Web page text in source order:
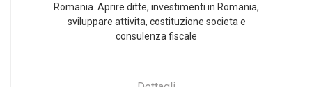
Romania. Aprire ditte, investimenti in Romania,
sviluppare attivita, costituzione societa e
consulenza fiscale